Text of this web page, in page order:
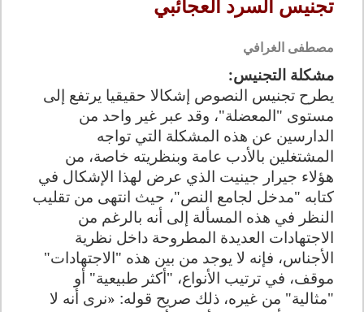
تجنيس السرد العجائبي
مصطفى الغرافي
مشكلة التجنيس:
يطرح تجنيس النصوص إشكالا حقيقيا يرتفع إلى
مستوى "المعضلة"، وقد عبر غير واحد من
الدارسين عن هذه المشكلة التي تواجه
المشتغلين بالأدب عامة وبنظريته خاصة، من
هؤلاء جيرار جينيت الذي عرض لهذا الإشكال في
كتابه "مدخل لجامع النص"، حيث انتهى من تقليب
النظر في هذه المسألة إلى أنه بالرغم من
الاجتهادات العديدة المطروحة داخل نظرية
الأجناس، فإنه لا يوجد من بين هذه "الاجتهادات"
موقف، في ترتيب الأنواع، "أكثر طبيعية" أو
"مثالية" من غيره، ذلك صريح قوله: «نرى أنه لا